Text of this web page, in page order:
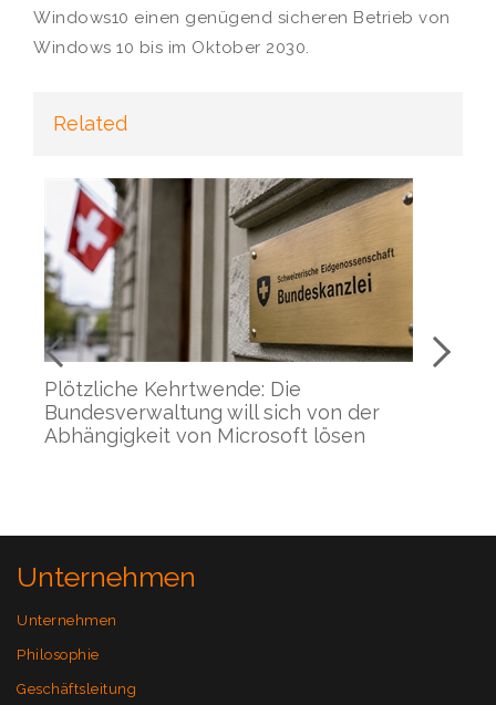
Windows10 einen genügend sicheren Betrieb von
Windows 10 bis im Oktober 2030.
Related
Plötzliche Kehrtwende: Die
Bundesverwaltung will sich von der
Abhängigkeit von Microsoft lösen
Unternehmen
Unternehmen
Philosophie
Geschäftsleitung